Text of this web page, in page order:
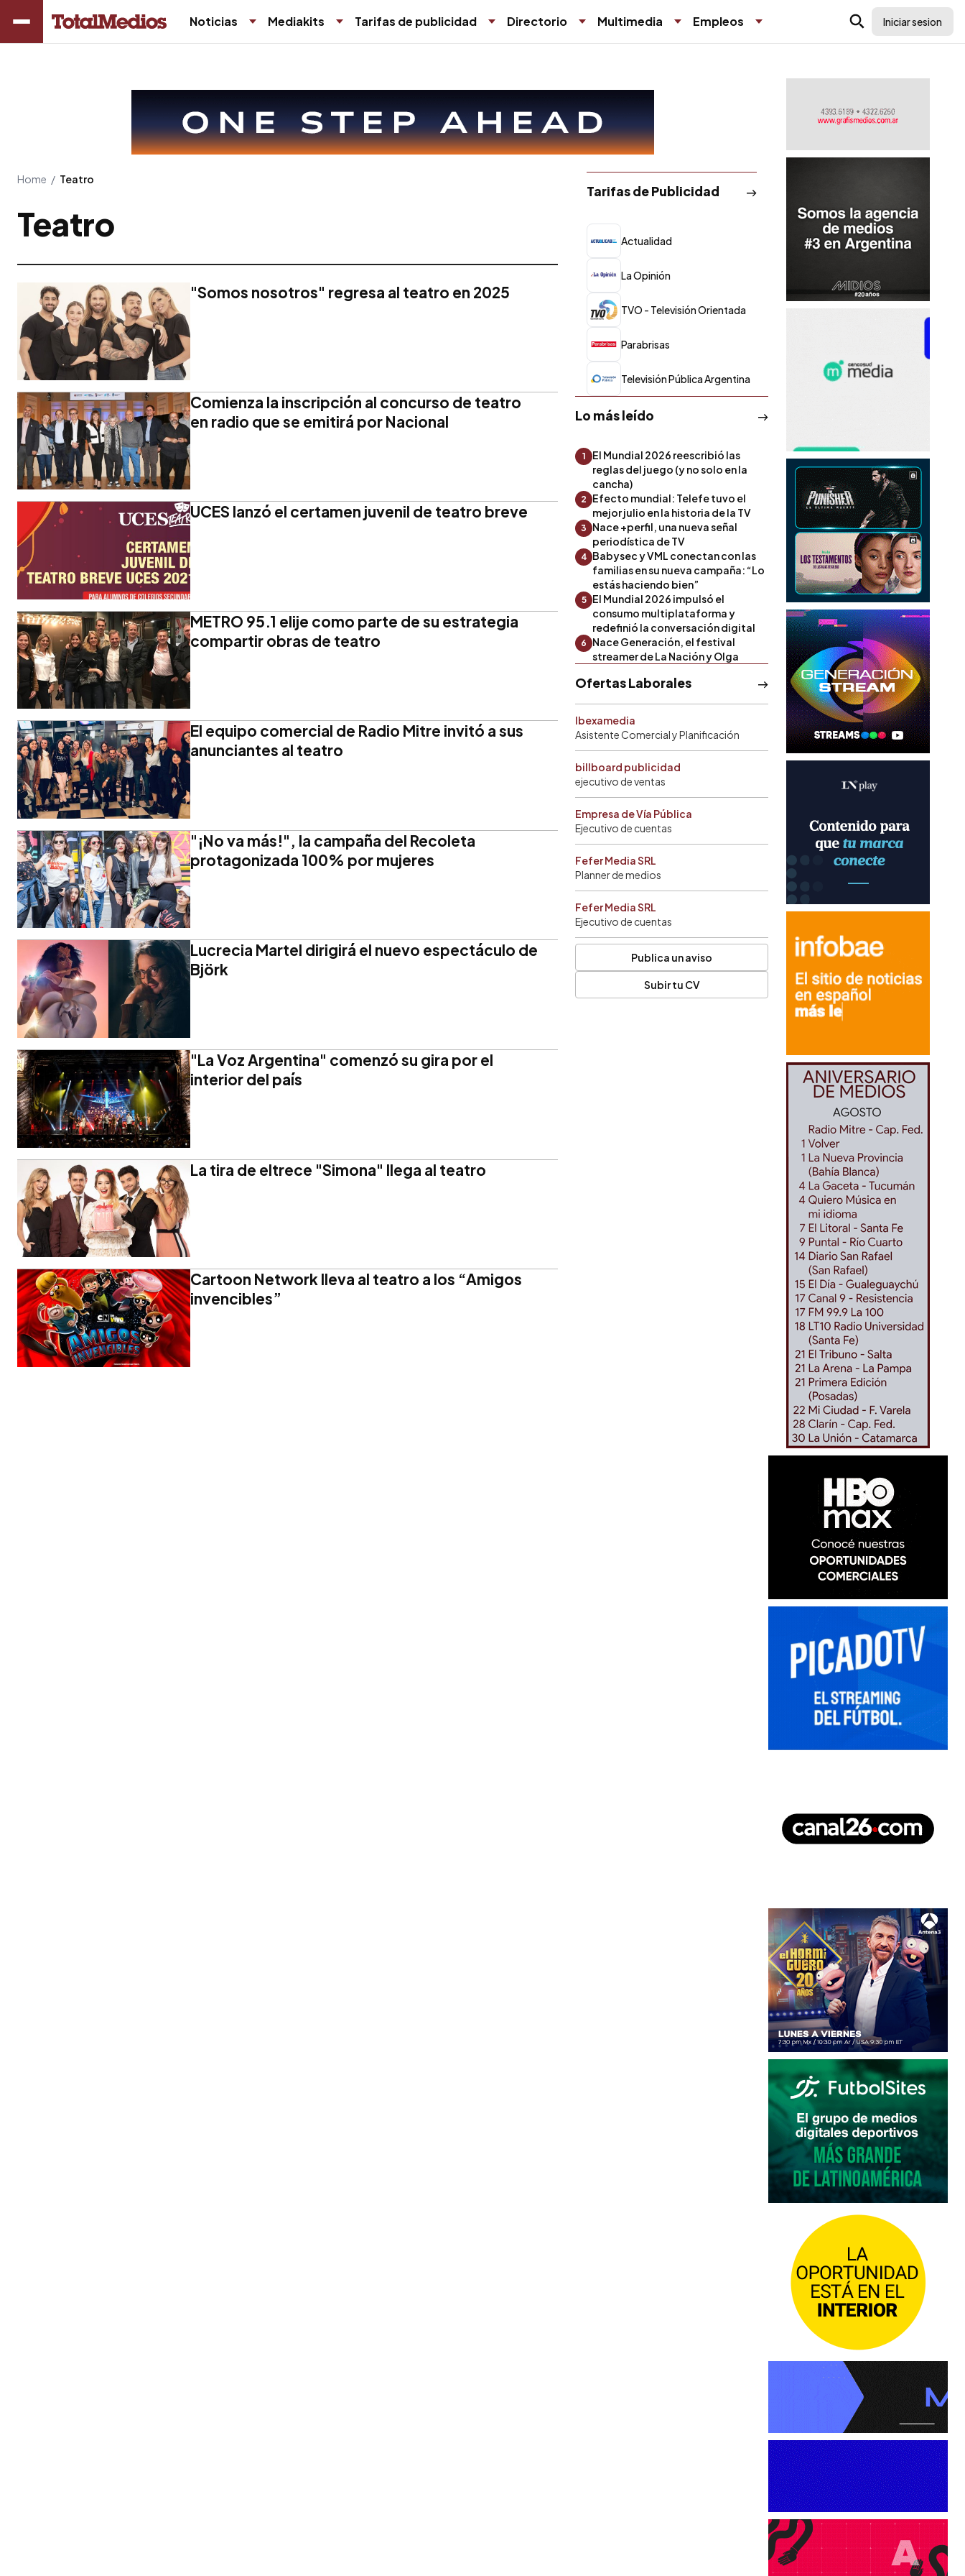
Noticias Mediakits Tarifas de publicidad Directorio Multimedia Empleos Iniciar sesion
Home / Teatro
Teatro
"Somos nosotros" regresa al teatro en 2025
Comienza la inscripción al concurso de teatro
en radio que se emitirá por Nacional
UCES lanzó el certamen juvenil de teatro breve
METRO 95.1 elije como parte de su estrategia
compartir obras de teatro
El equipo comercial de Radio Mitre invitó a sus
anunciantes al teatro
"¡No va más!", la campaña del Recoleta
protagonizada 100% por mujeres
Lucrecia Martel dirigirá el nuevo espectáculo de
Björk
"La Voz Argentina" comenzó su gira por el
interior del país
La tira de eltrece "Simona" llega al teatro
Cartoon Network lleva al teatro a los “Amigos
invencibles”
Tarifas de Publicidad
Actualidad
La Opinión
TVO - Televisión Orientada
Parabrisas
Televisión Pública Argentina
Lo más leído
1
El Mundial 2026 reescribió las
reglas del juego (y no solo en la
cancha)
2
Efecto mundial: Telefe tuvo el
mejor julio en la historia de la TV
3
Nace +perfil, una nueva señal
periodística de TV
4 Babysec y VML conectan con las
familias en su nueva campaña: “Lo
estás haciendo bien”
5
El Mundial 2026 impulsó el
consumo multiplataforma y
redefinió la conversación digital
6
Nace Generación, el festival
streamer de La Nación y Olga
Ofertas Laborales
Ibexamedia
Asistente Comercial y Planificación
billboard publicidad
ejecutivo de ventas
Empresa de Vía Pública
Ejecutivo de cuentas
Fefer Media SRL
Planner de medios
Fefer Media SRL
Ejecutivo de cuentas
Publica un aviso
Subir tu CV